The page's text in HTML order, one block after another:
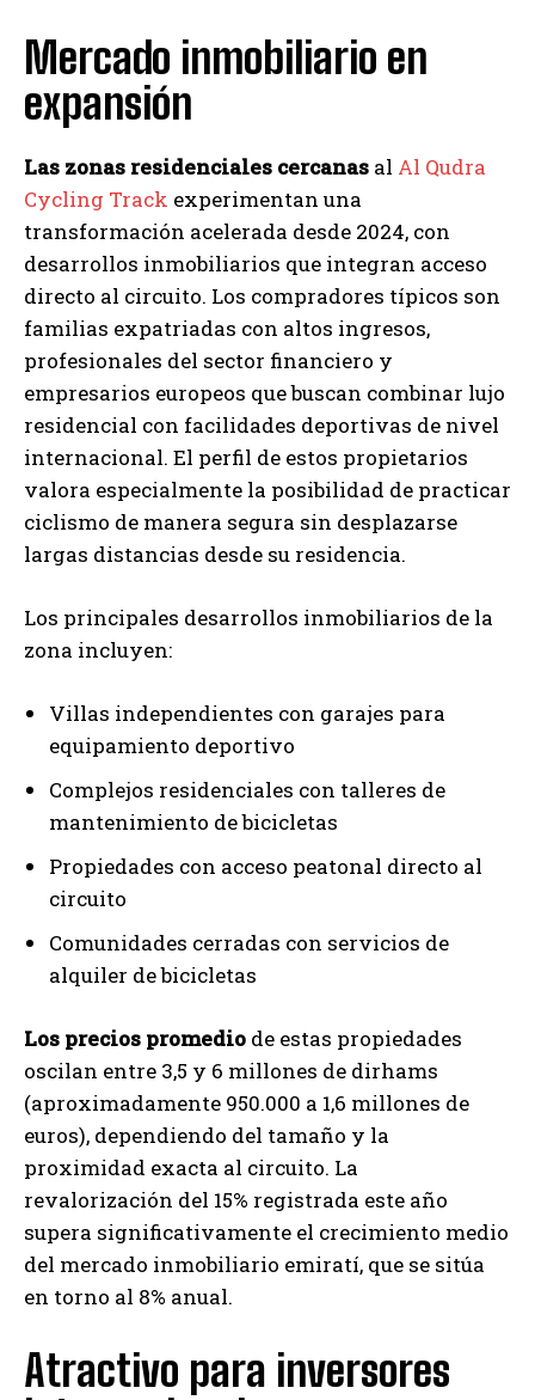
Mercado inmobiliario en
expansión
Las zonas residenciales cercanas al Al Qudra
Cycling Track experimentan una
transformación acelerada desde 2024, con
desarrollos inmobiliarios que integran acceso
directo al circuito. Los compradores típicos son
familias expatriadas con altos ingresos,
profesionales del sector financiero y
empresarios europeos que buscan combinar lujo
residencial con facilidades deportivas de nivel
internacional. El perfil de estos propietarios
valora especialmente la posibilidad de practicar
ciclismo de manera segura sin desplazarse
largas distancias desde su residencia.
Los principales desarrollos inmobiliarios de la
zona incluyen:
Villas independientes con garajes para
equipamiento deportivo
Complejos residenciales con talleres de
mantenimiento de bicicletas
Propiedades con acceso peatonal directo al
circuito
Comunidades cerradas con servicios de
alquiler de bicicletas
Los precios promedio de estas propiedades
oscilan entre 3,5 y 6 millones de dirhams
(aproximadamente 950.000 a 1,6 millones de
euros), dependiendo del tamaño y la
proximidad exacta al circuito. La
revalorización del 15% registrada este año
supera significativamente el crecimiento medio
del mercado inmobiliario emiratí, que se sitúa
en torno al 8% anual.
Atractivo para inversores